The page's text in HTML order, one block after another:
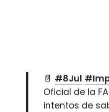
📄 #8Jul
Oficial de la
intentos de